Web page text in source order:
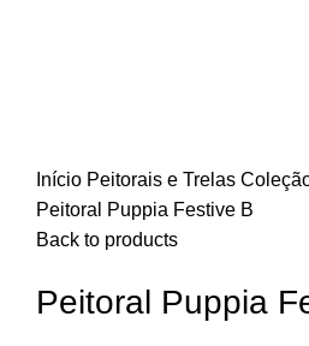
Início Peitorais e Trelas
Peitoral Puppia Festive B
Back to products
Peitoral Puppia